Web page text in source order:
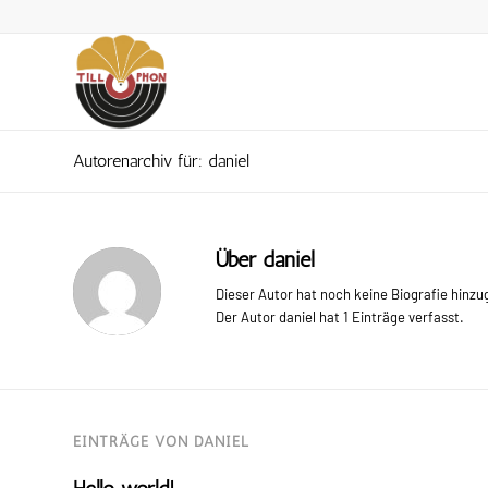
Autorenarchiv für: daniel
Über daniel
Dieser Autor hat noch keine Biografie
Der Autordaniel hat 1 Einträge verfasst.
EINTRÄGE VON DANIEL